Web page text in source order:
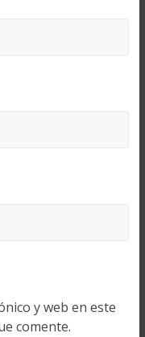
y web en este
comente.